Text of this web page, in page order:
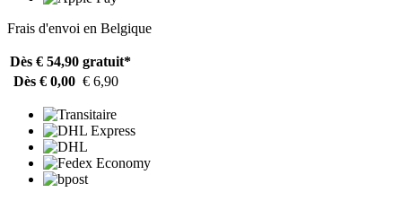
Frais d'envoi en Belgique
Dès € 54,90 gratuit*
Dès € 0,00 € 6,90